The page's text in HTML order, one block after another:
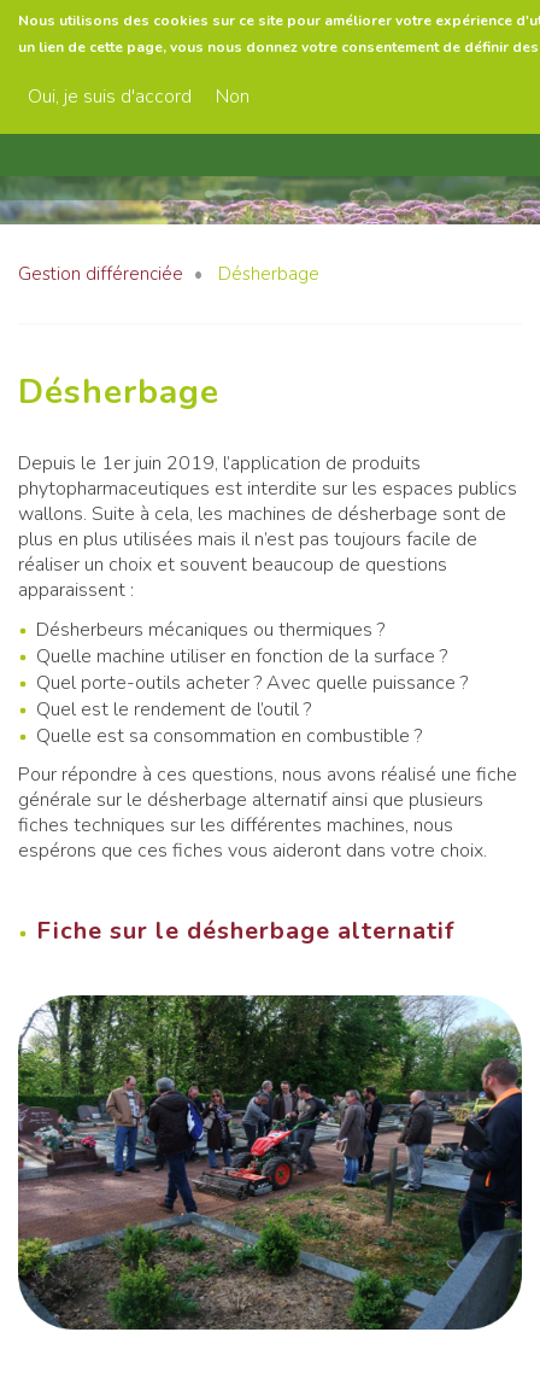
Nous utilisons des cookies sur ce site pour améliorer votre expérience
un lien de cette page, vous nous donnez votre consentement de définir
Oui, je suis d'accord Non
Aller
principal
Gestion différenciée Désherbage
Désherbage
Depuis le 1er juin 2019, l’application de produits
phytopharmaceutiques est interdite sur les espaces publics
wallons. Suite à cela, les machines de désherbage sont de
plus en plus utilisées mais il n’est pas toujours facile de
réaliser un choix et souvent beaucoup de questions
apparaissent :
Désherbeurs mécaniques ou thermiques ?
Quelle machine utiliser en fonction de la surface ?
Quel porte-outils acheter ? Avec quelle puissance ?
Quel est le rendement de l’outil ?
Quelle est sa consommation en combustible ?
Pour répondre à ces questions, nous avons réalisé une fiche
générale sur le désherbage alternatif ainsi que plusieurs
fiches techniques sur les différentes machines, nous
espérons que ces fiches vous aideront dans votre choix.
Fiche sur le désherbage alternatif